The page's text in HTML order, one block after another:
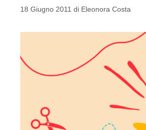
18 Giugno 2011 di Eleonora Costa